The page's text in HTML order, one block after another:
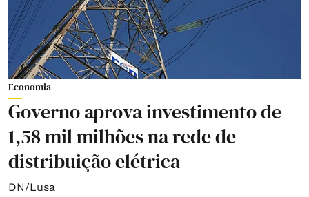
Economia
Governo aprova investimento de
1,58 mil milhões na rede de
distribuição elétrica
DN/Lusa